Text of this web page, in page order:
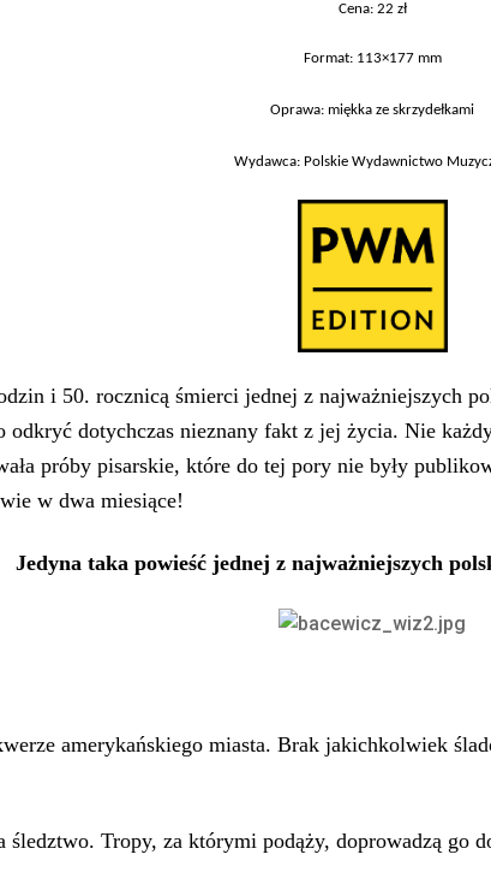
Cena: 22 zł
Format: 113×177 mm
Oprawa: miękka ze skrzydełkami
Wydawca: Polskie Wydawnictwo
i 50. rocznicą śmierci jednej z najważniejszych
dotychczas nieznany fakt z jej życia. Nie
próby pisarskie, które do tej pory nie były
w dwa miesiące!
Jedyna taka powieść jednej z najważniejszych
amerykańskiego miasta. Brak jakichkolwiek
Tropy, za którymi podąży, doprowadzą go